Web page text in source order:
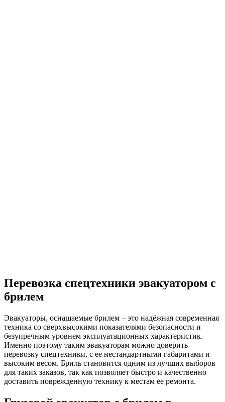
Перевозка спецтехники эвакуатором с
брилем
Эвакуаторы, оснащаемые брилем – это надёжная современная
техника со сверхвысокими показателями безопасности и
безупречным уровнем эксплуатационных характеристик.
Именно поэтому таким эвакуаторам можно доверить
перевозку спецтехники, с ее нестандартными габаритами и
высоким весом. Бриль становится одним из лучших выборов
для таких заказов, так как позволяет быстро и качественно
доставить поврежденную технику к местам ее ремонта.